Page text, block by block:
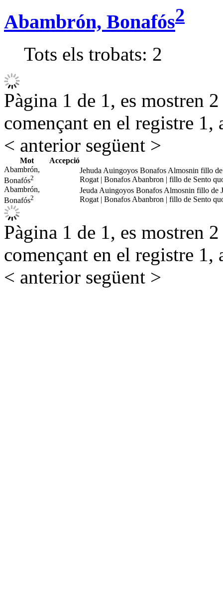
Abambrón, Bonafós2
Tots els trobats: 2
Pàgina 1 de 1, es mostren
començant en el registre 1,
< anterior següent >
Mot
Accepció
Abambrón,
Bonafós2
Jehuda Auingoyos Bonafos Almosnin fillo
Rogat | Bonafos Abanbron | fillo de Sento
Abambrón,
Bonafós2
Jeuda Auingoyos Bonafos Almosnin fillo de
Rogat | Bonafos Abanbron | fillo de Sento
Pàgina 1 de 1, es mostren
començant en el registre 1,
< anterior següent >